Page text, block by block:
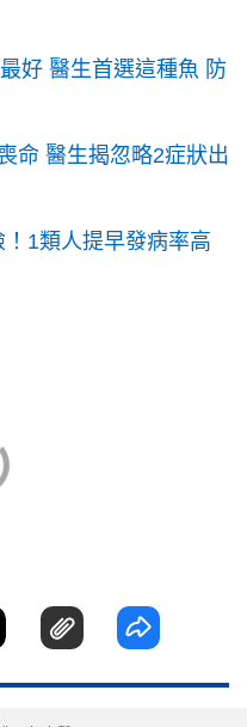
好 醫生首選這種魚 防
命 醫生揭忽略2症狀出
1類人提早發病率高